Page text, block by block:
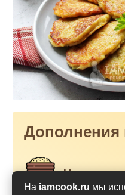
На iamcook.ru мы
Дополнения
Что такое
слабая